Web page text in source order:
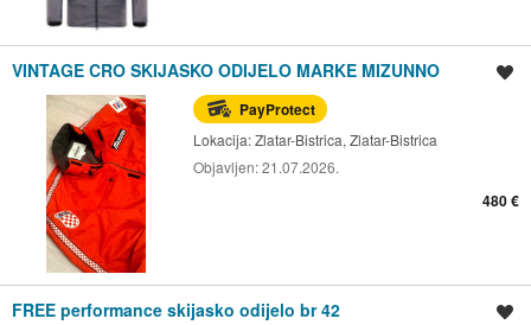
VINTAGE CRO SKIJASKO ODIJELO MARKE MIZUNNO
PayProtect
Lokacija:Zlatar-Bistrica, Zlatar-Bistrica
Objavljen:21.07.2026.
480 €
FREE performance skijasko odijelo br 42